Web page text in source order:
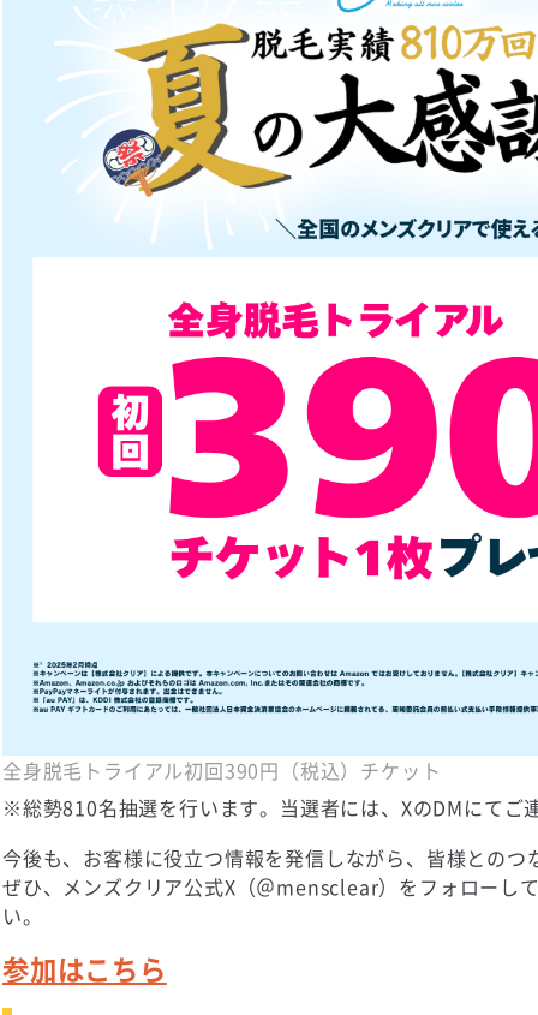
全身脱毛トライアル初回390円（税込）チケット
※総勢810名抽選を行います。当選者には、XのDMにてご
今後も、お客様に役立つ情報を発信しながら、皆様との
ぜひ、メンズクリア公式X（＠mensclear）をフォローし
い。
参加はこちら